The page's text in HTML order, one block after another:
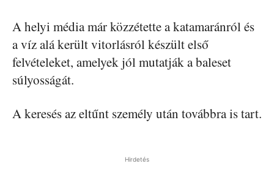
A helyi média már közzétette a katamaránról és
a víz alá került vitorlásról készült első
felvételeket, amelyek jól mutatják a baleset
súlyosságát.
A keresés az eltűnt személy után továbbra is tart.
Hirdetés